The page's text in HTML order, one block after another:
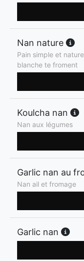
Nan nature
Pain simple et
blanche te froment
Koulcha nan
Nan aux légumes
Garlic nan au
Nan ail et fromage
Garlic nan